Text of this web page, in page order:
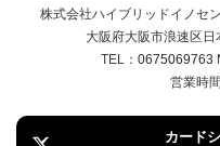
株式会社ハイブリッドイノセ
大阪府大阪市浪速区
TEL： 0675069763
営業時
カード